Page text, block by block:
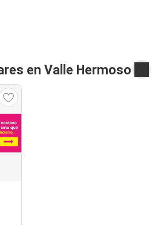
en Valle Hermoso